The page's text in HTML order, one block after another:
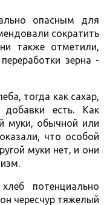
опасным для
сократить
также отметили,
зерна -
тогда как сахар,
есть. Как
муки, обычной или
что особой
муки нет, и они
потенциально
чересчур тяжелый